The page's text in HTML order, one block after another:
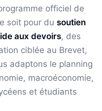
officiel de
soit pour du soutien
aux devoirs, des
ciblée au Brevet,
adaptons le planning
macroéconomie,
et étudiants